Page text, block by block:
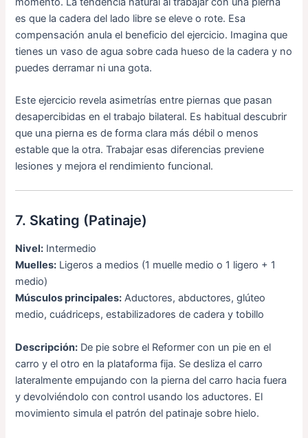
es que la cadera del lado libre se eleve o rote. Esa
compensación anula el beneficio del ejercicio. Imagina que
tienes un vaso de agua sobre cada hueso de la cadera y no
puedes derramar ni una gota.
Este ejercicio revela asimetrías entre piernas que pasan
desapercibidas en el trabajo bilateral. Es habitual descubrir
que una pierna es de forma clara más débil o menos
estable que la otra. Trabajar esas diferencias previene
lesiones y mejora el rendimiento funcional.
7. Skating (Patinaje)
Nivel: Intermedio
Muelles: Ligeros a medios (1 muelle medio o 1 ligero + 1
medio)
Músculos principales: Aductores, abductores, glúteo
medio, cuádriceps, estabilizadores de cadera y tobillo
Descripción: De pie sobre el Reformer con un pie en el
carro y el otro en la plataforma fija. Se desliza el carro
lateralmente empujando con la pierna del carro hacia fuera
y devolviéndolo con control usando los aductores. El
movimiento simula el patrón del patinaje sobre hielo.